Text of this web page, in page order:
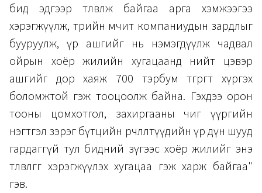
бид эдгээр төлөвлөж байгаа арга хэмжээгээ
хэрэгжүүлж, төрийн өмчит компаниудын зардлыг
бууруулж, үр ашгийг нь нэмэгдүүлж чадвал
ойрын хоёр жилийн хугацаанд нийт цэвэр
ашгийг дор хаяж 700 тэрбум төгрөгт хүргэх
боломжтой гэж тооцоолж байна. Гэхдээ орон
тооны цомхотгол, захиргааны чиг үүргийн
нэгтгэл зэрэг бүтцийн өөрчлөлтүүдийн үр дүн шууд
гардаггүй тул бидний зүгээс хоёр жилийг энэ
төлөвлөгөөг хэрэгжүүлэх хугацаа гэж харж байгаа"
гэв.